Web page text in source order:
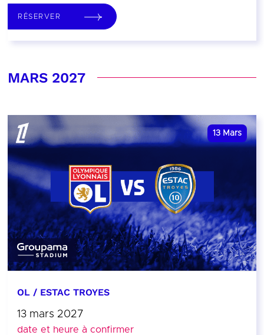
RÉSERVER
MARS 2027
13 Mars
OL / ESTAC TROYES
13 mars 2027
date et heure à confirmer